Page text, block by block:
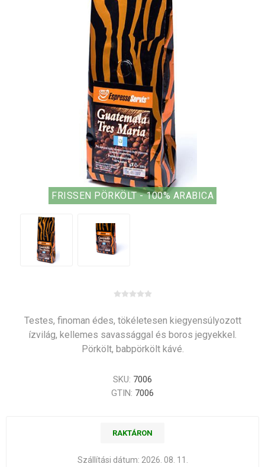
FRISSEN PÖRKÖLT - 100% ARABICA
Testes, finoman édes, tökéletesen kiegyensúlyozott
ízvilág, kellemes savassággal és boros jegyekkel.
Pörkölt, babpörkölt kávé.
SKU: 7006
GTIN: 7006
RAKTÁRON
Szállítási dátum: 2026. 08. 11.